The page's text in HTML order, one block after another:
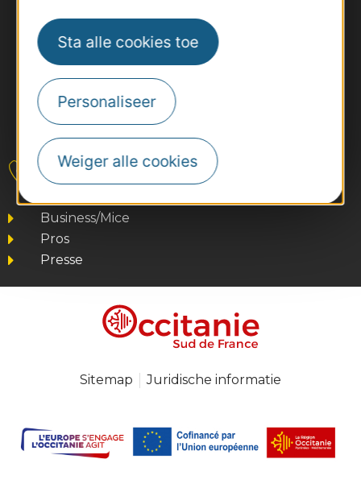
Sta alle cookies toe
Personaliseer
Weiger alle cookies
Contact
Business/Mice
Pros
Presse
Sitemap Juridische informatie